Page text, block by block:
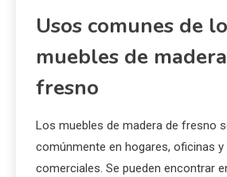
Usos comunes de
muebles de
fresno
Los muebles de madera de fresno
comúnmente en hogares, oficinas
comerciales. Se pueden encontrar